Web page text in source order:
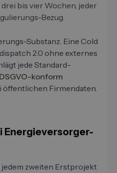
bis vier Wochen, jeder
Bezug.
Substanz. Eine Cold
2.0 ohne externes
jede Standard-
DSGVO-konform
öffentlichen Firmendaten.
Energieversorger-
zweiten Erstprojekt